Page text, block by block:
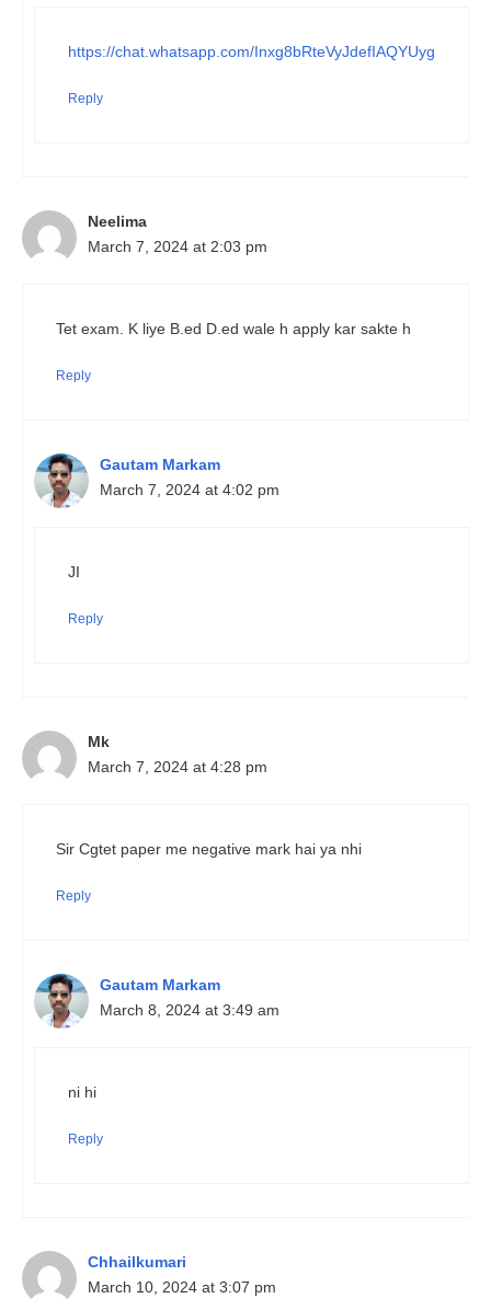
https://chat.whatsapp.com/Inxg8bRteVyJdefIAQYUyg
Reply
Neelima
March 7, 2024 at 2:03 pm
Tet exam. K liye B.ed D.ed wale h apply kar sakte h
Reply
Gautam Markam
March 7, 2024 at 4:02 pm
JI
Reply
Mk
March 7, 2024 at 4:28 pm
Sir Cgtet paper me negative mark hai ya nhi
Reply
Gautam Markam
March 8, 2024 at 3:49 am
ni hi
Reply
Chhailkumari
March 10, 2024 at 3:07 pm